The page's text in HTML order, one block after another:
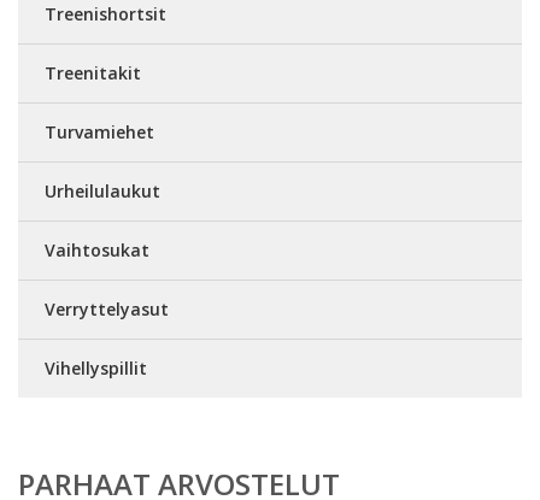
Treenishortsit
Treenitakit
Turvamiehet
Urheilulaukut
Vaihtosukat
Verryttelyasut
Vihellyspillit
PARHAAT ARVOSTELUT